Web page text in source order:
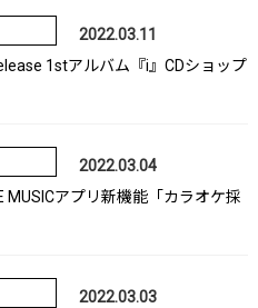
2022.03.11
1stアルバム『i』CDショップ
2022.03.04
MUSICアプリ新機能「カラオケ採
2022.03.03